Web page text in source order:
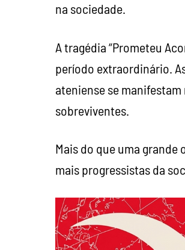
na sociedade.
A tragédia “Prometeu
período extraordinário.
ateniense se
sobreviventes.
Mais do que uma grande
mais progressistas da